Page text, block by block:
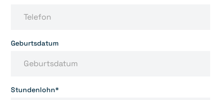
Geburtsdatum
Stundenlohn*